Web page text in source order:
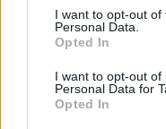
consent section.
I want to opt-out of
Personal Data.
Opted In
I want to opt-out of
Personal Data for
Opted In